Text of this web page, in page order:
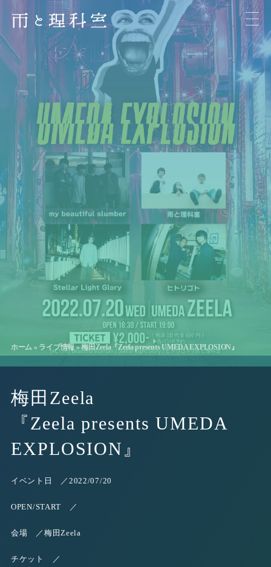
ホーム » ライブ情報 »梅田Zeela『Zeela presents UMEDA EXPLOSION』
梅田Zeela
『Zeela presents UMEDA
EXPLOSION』
イベント日 ／ 2022/07/20
OPEN/START ／
会場 ／ 梅田Zeela
チケット ／